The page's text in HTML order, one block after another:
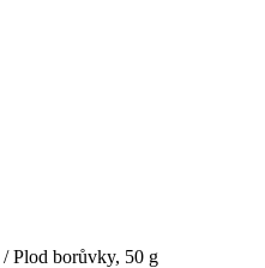
/Plod borůvky, 50 g